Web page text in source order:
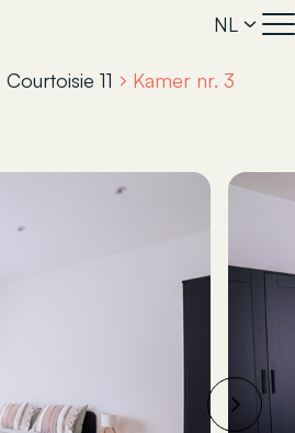
NL
Courtoisie 11 Kamer nr. 3